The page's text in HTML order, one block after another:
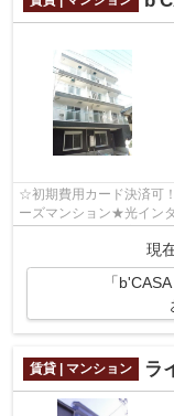
☆初期費用カード決済可
ーズマンション★光イン
現
「
賃貸 | マンション ラ